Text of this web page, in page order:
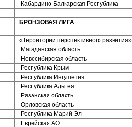
Кабардино-Балкарская Республика
БРОНЗОВАЯ ЛИГА
«Территории перспективного развития»
Магаданская область
Новосибирская область
Республика Крым
Республика Ингушетия
Республика Адыгея
Рязанская область
Орловская область
Республика Марий Эл
Еврейская АО